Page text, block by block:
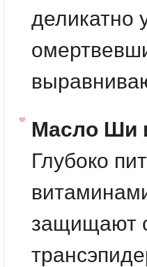
деликатно
Масло Ши
Глубоко
защищают